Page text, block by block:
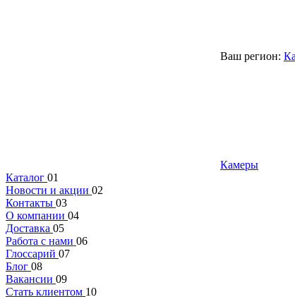
Ваш регион:
Камеры
Каталог 01
Новости и акции 02
Контакты 03
О компании 04
Доставка 05
Работа с нами 06
Глоссарий 07
Блог 08
Вакансии 09
Стать клиентом 10